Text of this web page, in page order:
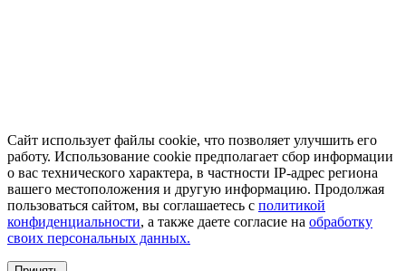
Сайт использует файлы cookie, что позволяет улучшить его
работу. Использование cookie предполагает сбор информации
о вас технического характера, в частности IP-адрес региона
вашего местоположения и другую информацию. Продолжая
пользоваться сайтом, вы соглашаетесь с политикой
конфиденциальности, а также даете согласие на обработку
своих персональных данных.